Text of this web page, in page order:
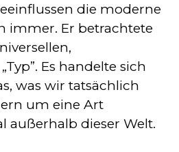
die moderne
immer. Er betrachtete
Es handelte sich
was wir tatsächlich
um eine Art
außerhalb dieser Welt.